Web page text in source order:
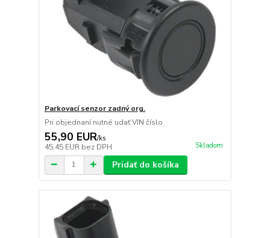
Parkovací senzor zadný org.
Pri objednaní nutné udať VIN číslo
55,90 EUR/ks
45,45 EUR bez DPH Skladom
Pridať do košíka